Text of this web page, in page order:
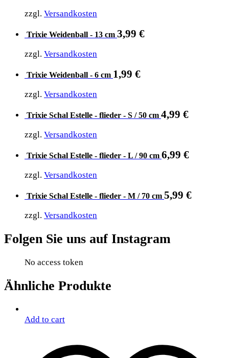
zzgl. Versandkosten
Trixie Weidenball - 13 cm 3,99 €
zzgl. Versandkosten
Trixie Weidenball - 6 cm 1,99 €
zzgl. Versandkosten
Trixie Schal Estelle - flieder - S / 50 cm 4,99 €
zzgl. Versandkosten
Trixie Schal Estelle - flieder - L / 90 cm 6,99 €
zzgl. Versandkosten
Trixie Schal Estelle - flieder - M / 70 cm 5,99 €
zzgl. Versandkosten
Folgen Sie uns auf Instagram
No access token
Ähnliche Produkte
Add to cart